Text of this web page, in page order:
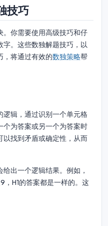
技巧
。你需要使用高级技巧和仔
。这些数独解题技巧，以
，将通过有效的数独策略帮
辑，通过识别一个单元格
个为答案或另一个为答案时
以找到矛盾或确定性，从而
出一个逻辑结果。例如，
，H1的答案都是一样的。这